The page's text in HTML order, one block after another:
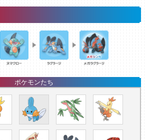
ポケモンたち